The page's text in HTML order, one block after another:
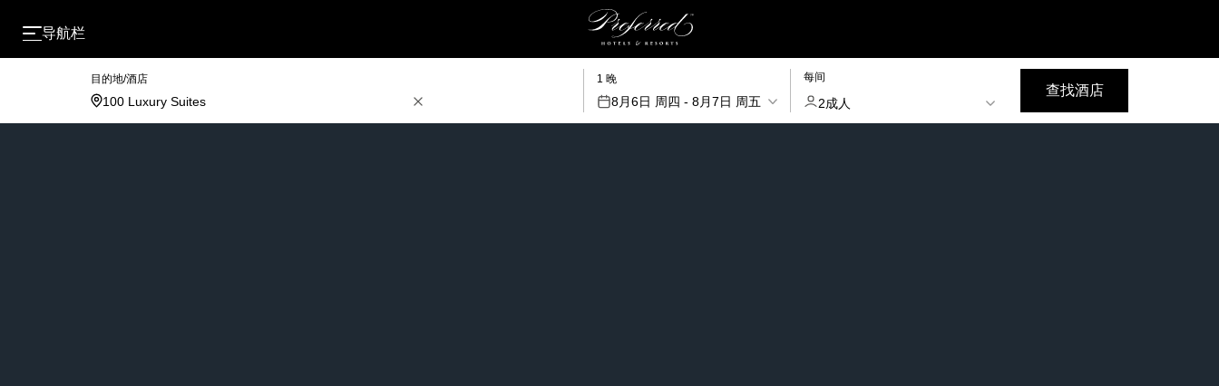
导航栏
目的地/酒店 1 晚
8月6日 周四 - 8月7日 周五
每间
2成人
查找酒店